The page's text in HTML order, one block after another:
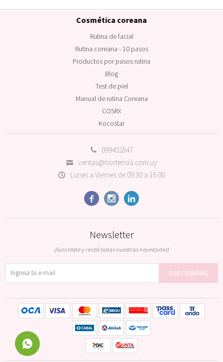
099432847
ventas@hortensia.com.uy
Lunes a Viernes de 09:30 a 16:00
  
Cosmética coreana
Rutina de facial
Rutina coreana - 10 pasos
Productos por pasos rutina
Blog
Test de piel
Manual de rutina Coreana
COSRX
Kocostar
Newsletter
¡Suscribite y recibí todas nuestras novedades!
SUSCRIBIRME